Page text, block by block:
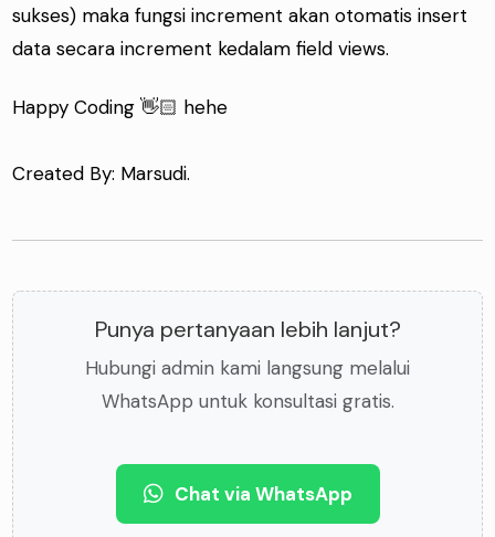
sukses) maka fungsi increment akan otomatis insert
data secara increment kedalam field views.
Happy Coding 👋🏻 hehe
Created By: Marsudi.
Punya pertanyaan lebih lanjut?
Hubungi admin kami langsung melalui
WhatsApp untuk konsultasi gratis.
Chat via WhatsApp